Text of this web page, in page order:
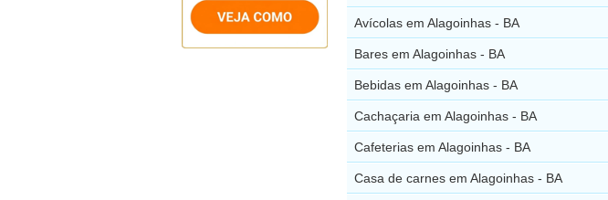
Avícolas em Alagoinhas - BA
Bares em Alagoinhas - BA
Bebidas em Alagoinhas - BA
Cachaçaria em Alagoinhas - BA
Cafeterias em Alagoinhas - BA
Casa de carnes em Alagoinhas - BA